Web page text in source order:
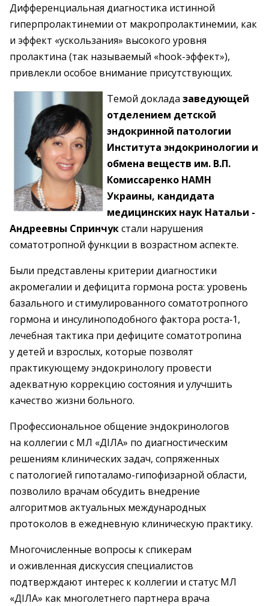
Дифференциальная диагностика истинной
гиперпролактинемии от ­макропролактинемии, как
и эффект «ускользания» высокого уровня
пролактина (так называемый «hook-эффект»),
привлекли особое внимание присутствующих.
Темой доклада заведующей
отделением детской
эндокринной патологии
Института эндокринологии и
обмена веществ им. В.П.
Комиссаренко НАМН
Украины, кандидата
медицинских наук ­Натальи ­
Андреевны ­Спринчукстали нарушения
соматотропной функции в возрастном аспекте.
Были представлены критерии диагностики
акромегалии и дефицита гормона роста: уровень
базального и стимулированного соматотропного
гормона и инсулиноподобного фактора роста‑1,
лечебная тактика при дефиците соматотропина
у детей и взрослых, которые позволят
практикующему эндокринологу провести
адекватную коррекцию состояния и улучшить
качество жизни больного.
Профессиональное общение эндокринологов
на коллегии с МЛ «ДІЛА» по диагностическим
решениям клинических задач, сопряженных
с патологией гипоталамо-гипофизарной области,
позволило врачам обсудить внедрение
алгоритмов актуальных международных
протоколов в ежедневную клиническую практику.
Многочисленные вопросы к спикерам
и оживленная дискуссия специалис­тов
подтверждают интерес к коллегии и статус МЛ
«ДІЛА» как многолетнего партнера врача